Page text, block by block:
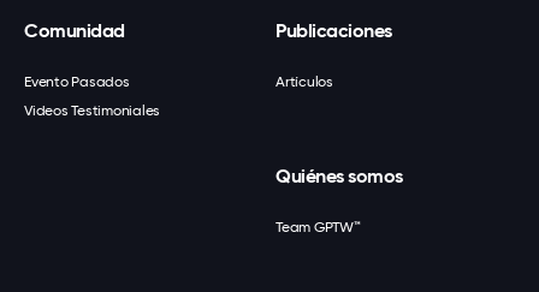
Comunidad
Evento Pasados
Videos Testimoniales
Publicaciones
Artículos
Quiénes somos
Team GPTW™